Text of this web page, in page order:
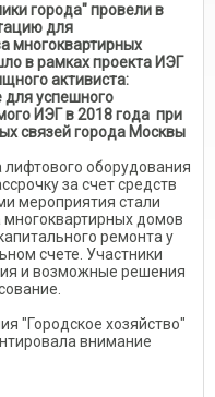
города" провели в
для
многоквартирных
в рамках проекта ИЭГ
активиста:
успешного
ИЭГ в 2018 года при
связей города Москвы
оборудования
за счет средств
мероприятия стали
домов
ремонта у
счете. Участники
и возможные решения
"Городское хозяйство"
внимание